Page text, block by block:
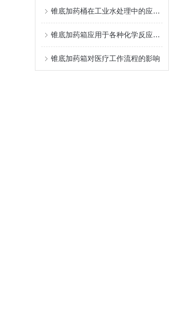
锥底加药桶在工业水处理中的应用与价值
锥底加药箱应用于各种化学反应和药品制备过程中
锥底加药箱对医疗工作流程的影响